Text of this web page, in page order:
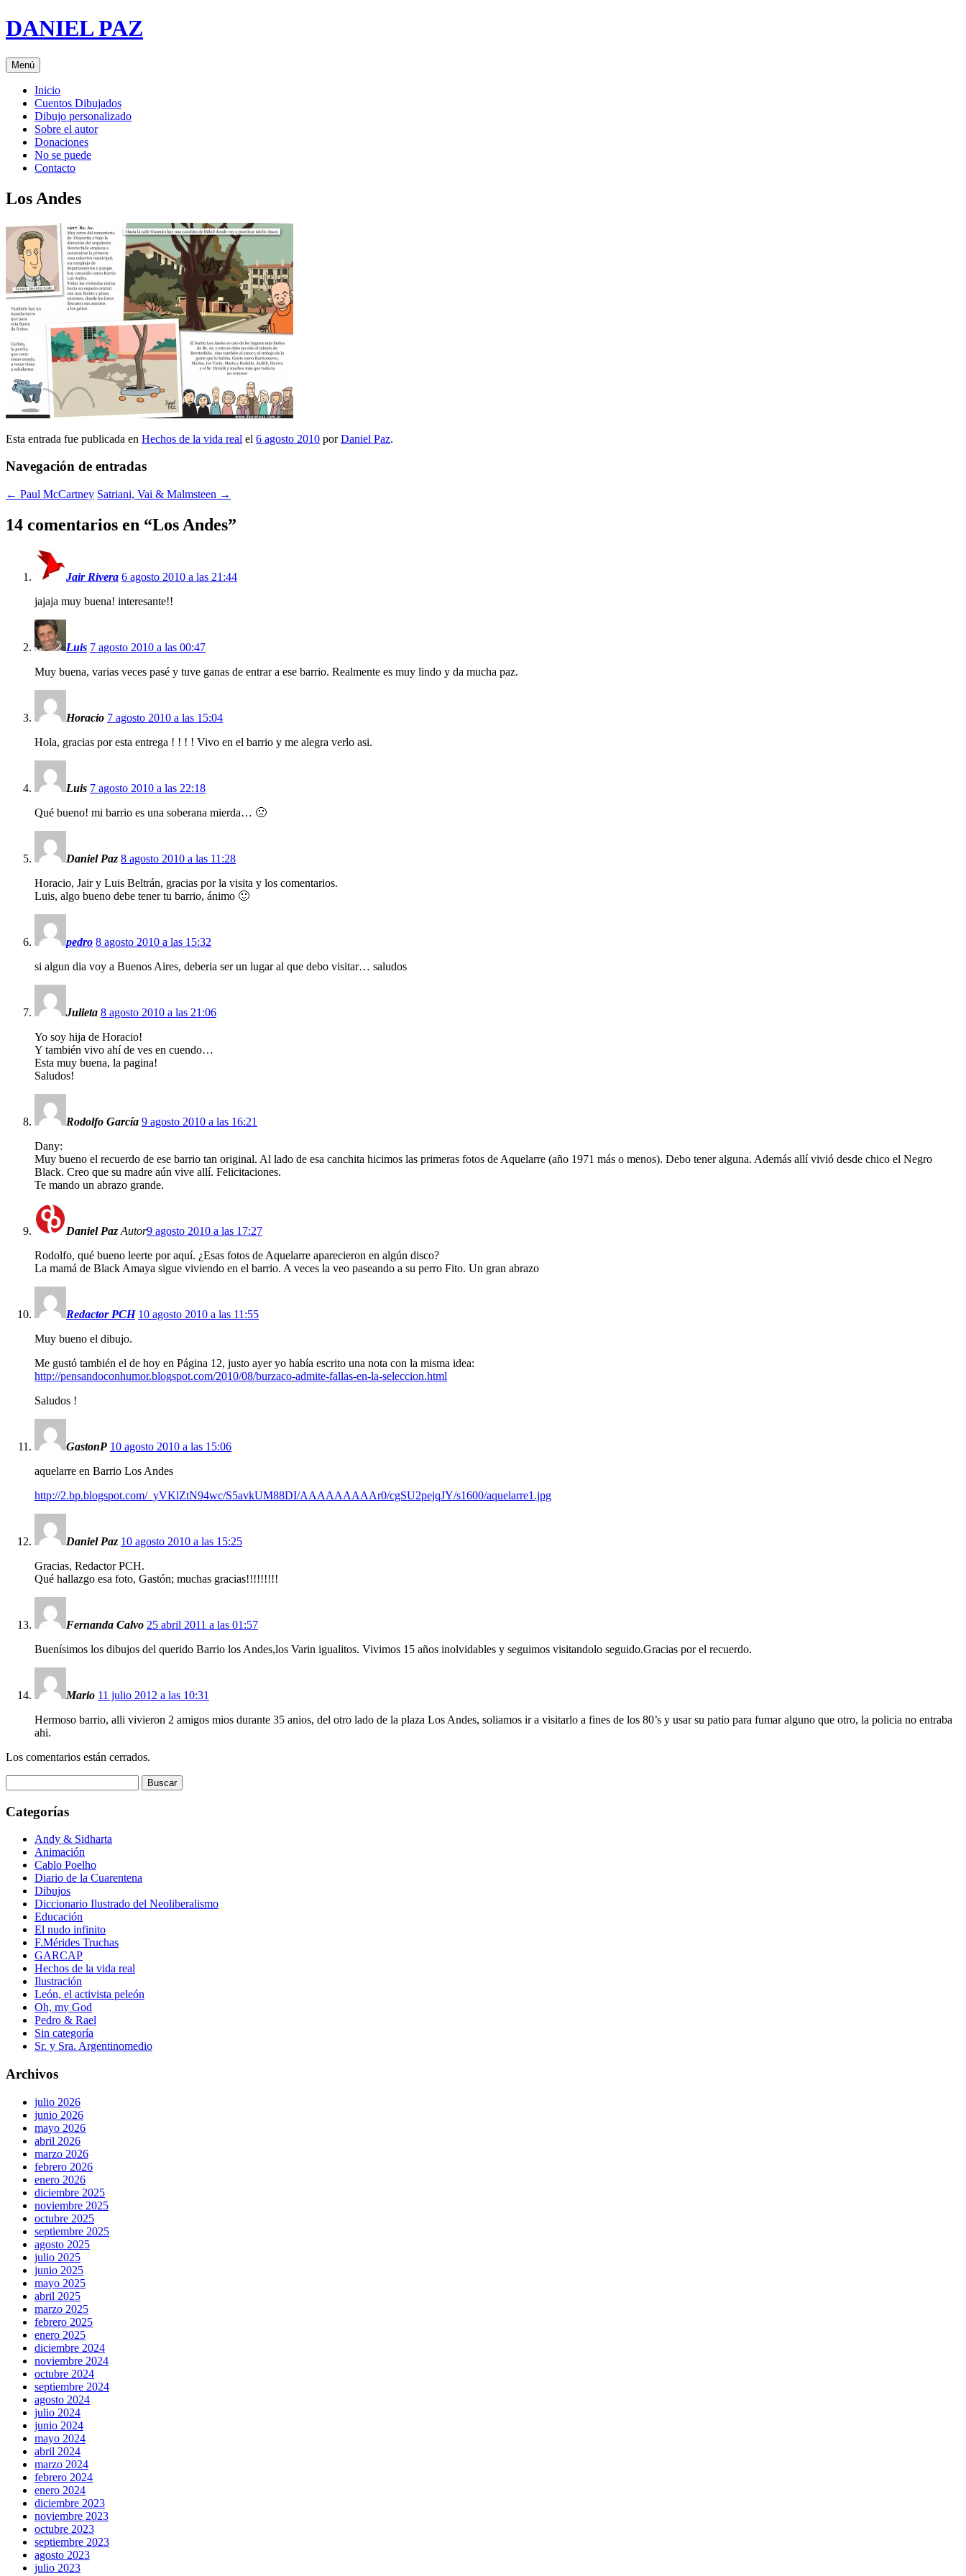
Saltar
al
DANIEL PAZ
Menú
Inicio
Cuentos Dibujados
Dibujo personalizado
Sobre el autor
Donaciones
No se puede
Contacto
Los Andes
Esta entrada fue publicada en Hechos de la vida real el 6 agosto 2010 porDaniel Paz.
Navegación de entradas
← Paul McCartney Satriani, Vai & Malmsteen →
14 comentarios en “Los Andes”
Jair Rivera 6 agosto 2010 a las 21:44
jajaja muy buena! interesante!!
Luis 7 agosto 2010 a las 00:47
Muy buena, varias veces pasé y tuve ganas de entrar a ese barrio. Realmente es muy lindo y da mucha paz.
Horacio 7 agosto 2010 a las 15:04
Hola, gracias por esta entrega ! ! ! ! Vivo en el barrio y me alegra verlo asi.
Luis 7 agosto 2010 a las 22:18
Qué bueno! mi barrio es una soberana mierda… 🙁
Daniel Paz 8 agosto 2010 a las 11:28
Horacio, Jair y Luis Beltrán, gracias por la visita y los comentarios.
Luis, algo bueno debe tener tu barrio, ánimo 🙂
pedro 8 agosto 2010 a las 15:32
si algun dia voy a Buenos Aires, deberia ser un lugar al que debo visitar… saludos
Julieta 8 agosto 2010 a las 21:06
Yo soy hija de Horacio!
Y también vivo ahí de ves en cuendo…
Esta muy buena, la pagina!
Saludos!
Rodolfo García 9 agosto 2010 a las 16:21
Dany:
Muy bueno el recuerdo de ese barrio tan original. Al lado de esa canchita hicimos las primeras fotos de Aquelarre (año 1971 más o menos). Debo tener alguna. Además allí vivió desde chico el Negro
Black. Creo que su madre aún vive allí. Felicitaciones.
Te mando un abrazo grande.
Daniel Paz Autor9 agosto 2010 a las 17:27
Rodolfo, qué bueno leerte por aquí. ¿Esas fotos de Aquelarre aparecieron en algún disco?
La mamá de Black Amaya sigue viviendo en el barrio. A veces la veo paseando a su perro Fito. Un gran abrazo
Redactor PCH 10 agosto 2010 a las 11:55
Muy bueno el dibujo.
Me gustó también el de hoy en Página 12, justo ayer yo había escrito una nota con la misma idea:
http://pensandoconhumor.blogspot.com/2010/08/burzaco-admite-fallas-en-la-seleccion.html
Saludos !
GastonP 10 agosto 2010 a las 15:06
aquelarre en Barrio Los Andes
http://2.bp.blogspot.com/_yVKlZtN94wc/S5avkUM88DI/AAAAAAAAAr0/cgSU2pejqJY/s1600/aquelarre1.jpg
Daniel Paz 10 agosto 2010 a las 15:25
Gracias, Redactor PCH.
Qué hallazgo esa foto, Gastón; muchas gracias!!!!!!!!!
Fernanda Calvo 25 abril 2011 a las 01:57
Buenísimos los dibujos del querido Barrio los Andes,los Varin igualitos. Vivimos 15 años inolvidables y seguimos visitandolo seguido.Gracias por el recuerdo.
Mario 11 julio 2012 a las 10:31
Hermoso barrio, alli vivieron 2 amigos mios durante 35 anios, del otro lado de la plaza Los Andes, soliamos ir a visitarlo a fines de los 80’s y usar su patio para fumar alguno que otro, la policia no entraba
ahi.
Los comentarios están cerrados.
Categorías
Andy & Sidharta
Animación
Cablo Poelho
Diario de la Cuarentena
Dibujos
Diccionario Ilustrado del Neoliberalismo
Educación
El nudo infinito
F.Mérides Truchas
GARCAP
Hechos de la vida real
Ilustración
León, el activista peleón
Oh, my God
Pedro & Rael
Sin categoría
Sr. y Sra. Argentinomedio
Archivos
julio 2026
junio 2026
mayo 2026
abril 2026
marzo 2026
febrero 2026
enero 2026
diciembre 2025
noviembre 2025
octubre 2025
septiembre 2025
agosto 2025
julio 2025
junio 2025
mayo 2025
abril 2025
marzo 2025
febrero 2025
enero 2025
diciembre 2024
noviembre 2024
octubre 2024
septiembre 2024
agosto 2024
julio 2024
junio 2024
mayo 2024
abril 2024
marzo 2024
febrero 2024
enero 2024
diciembre 2023
noviembre 2023
octubre 2023
septiembre 2023
agosto 2023
julio 2023